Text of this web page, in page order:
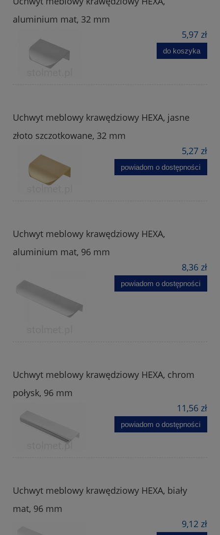
aluminium mat, 32 mm
5,97 zł
do koszyka
Uchwyt meblowy krawędziowy HEXA, jasne
złoto szczotkowane, 32 mm
5,27 zł
powiadom o dostępności
Uchwyt meblowy krawędziowy HEXA,
aluminium mat, 96 mm
8,36 zł
powiadom o dostępności
Uchwyt meblowy krawędziowy HEXA, chrom
połysk, 96 mm
11,56 zł
powiadom o dostępności
Uchwyt meblowy krawędziowy HEXA, biały
mat, 96 mm
9,12 zł